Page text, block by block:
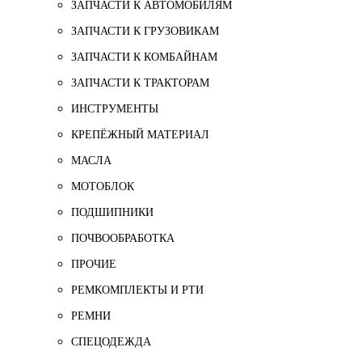
ЗАПЧАСТИ К АВТОМОБИЛЯМ
ЗАПЧАСТИ К ГРУЗОВИКАМ
ЗАПЧАСТИ К КОМБАЙНАМ
ЗАПЧАСТИ К ТРАКТОРАМ
ИНСТРУМЕНТЫ
КРЕПЁЖНЫЙ МАТЕРИАЛ
МАСЛА
МОТОБЛОК
ПОДШИПНИКИ
ПОЧВООБРАБОТКА
ПРОЧИЕ
РЕМКОМПЛЕКТЫ И РТИ
РЕМНИ
СПЕЦОДЕЖДА